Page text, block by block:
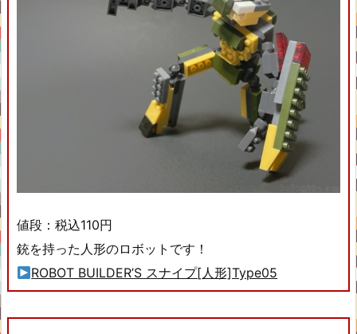
値段：税込110円
銃を持った人形のロボットです！
ROBOT BUILDER’S スナイプ[人形]Type05